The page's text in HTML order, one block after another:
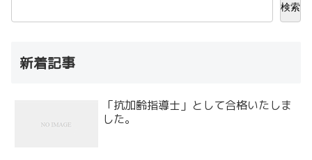
検索
新着記事
「抗加齢指導士」として合格いたしま
した。